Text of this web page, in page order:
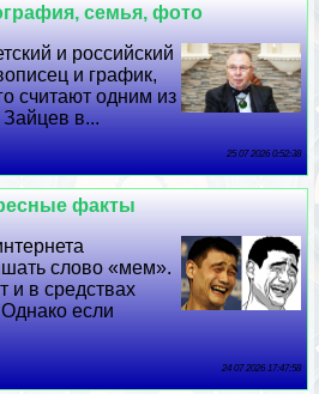
семья, фото
и российский
и график,
считают одним из
в...
25 07 2026 0:52:38
факты
слово «мем».
и в средствах
если
24 07 2026 17:47:58